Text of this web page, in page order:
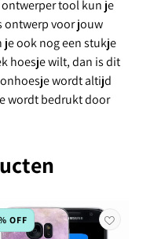
tool kun je
ontwerp voor jouw
ook nog een stukje
hoesje wilt, dan is dit
wordt altijd
wordt bedrukt door
OFF